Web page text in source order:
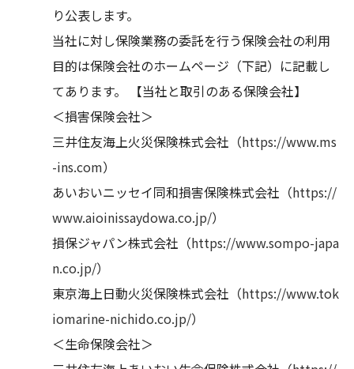
り公表します。
当社に対し保険業務の委託を行う保険会社の利用
目的は保険会社のホームページ（下記）に記載し
てあります。 【当社と取引のある保険会社】
＜損害保険会社＞
三井住友海上火災保険株式会社（https://www.ms
-ins.com）
あいおいニッセイ同和損害保険株式会社（https://
www.aioinissaydowa.co.jp/）
損保ジャパン株式会社（https://www.sompo-japa
n.co.jp/）
東京海上日動火災保険株式会社（https://www.tok
iomarine-nichido.co.jp/）
＜生命保険会社＞